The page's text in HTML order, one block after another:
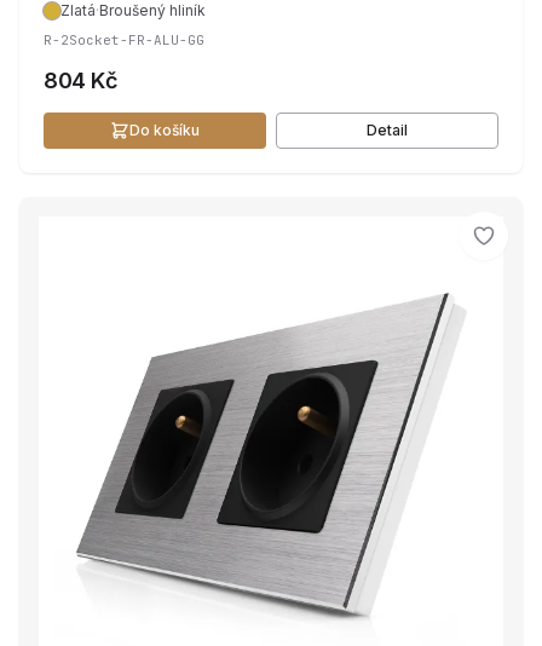
Zlatá·Broušený hliník
R-2Socket-FR-ALU-GG
804 Kč
Do košíku Detail